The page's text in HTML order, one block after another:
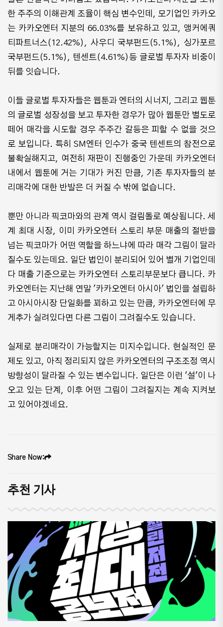
한 주주의 이해관계 조율이 핵심 변수인데, 모기업인 카카오
는 카카오엔터 지분의 66.03%를 보유하고 있고, 앵커에쿼
티파트너스(12.42%), 사우디 국부펀드(5.1%), 싱가포르
국부펀드(5.1%), 텐센트(4.61%)등 글로벌 투자자 비중이
뒤를 잇습니다.
이들 글로벌 투자자들은 웹툰과 엔터의 시너지, 그리고 웹툰
의 글로벌 성장성을 보고 투자한 경우가 많아 웹툰만 별도로
떼어 매각을 시도할 경우 주주간 갈등은 피할 수 없을 것으
로 보입니다. 특히 SM엔터 인수가 중국 텐센트의 참전으로
불확실해지고, 여전히 재판이 진행중인 가운데 카카오엔터
내에서 웹툰에 거는 기대가 커진 만큼, 기존 투자자들의 분
리매각에 대한 반발은 더 커질 수 밖에 없습니다.
뿐만 아니라 픽코마와의 관계 역시 걸림돌로 예상됩니다. 세
계 최대 시장, 이미 카카오엔터 스토리 부문 매출의 절반을
넘는 픽코마가 어떤 역할을 하느냐에 따라 매각 그림이 달라
질수도 있는데요. 일단 법인이 분리되어 있어 별개 기업인데
다 매출 기준으로는 카카오엔터 스토리부문보다 큽니다. 카
카오엔터는 지난해 연말 '카카오엔터 아시아' 법인을 설립하
고 아시아시장 단일화를 꾀하고 있는 만큼, 카카오엔터에 무
게추가 실려있다면 다른 그림이 그려질수도 있습니다.
실제로 분리매각이 가능할지는 미지수입니다. 현실적인 문
제도 있고, ​아직 정리되지 않은 카카오엔터의 구조조정 역시
방향성이 달라질 수 있는 변수입니다. 일단은 이런 '설'이 나
오고 있는 단계, 이후 어떤 그림이 그려질지는 계속 지켜보
고 있어야겠네요.
Share Now:
추천 기사